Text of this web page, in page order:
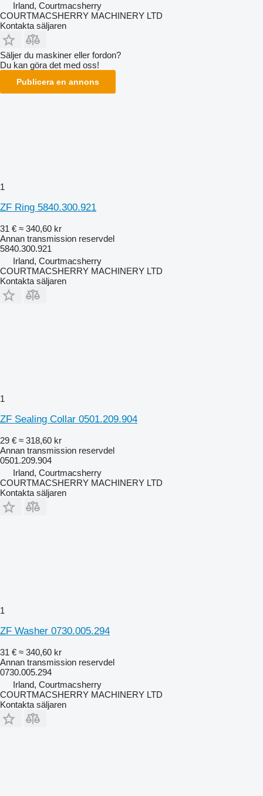
Irland, Courtmacsherry
COURTMACSHERRY MACHINERY LTD
Kontakta säljaren
Säljer du maskiner eller fordon?
Du kan göra det med oss!
Publicera en annons
1
ZF Ring 5840.300.921
31 € ≈ 340,60 kr
Annan transmission reservdel
5840.300.921
Irland, Courtmacsherry
COURTMACSHERRY MACHINERY LTD
Kontakta säljaren
1
ZF Sealing Collar 0501.209.904
29 € ≈ 318,60 kr
Annan transmission reservdel
0501.209.904
Irland, Courtmacsherry
COURTMACSHERRY MACHINERY LTD
Kontakta säljaren
1
ZF Washer 0730.005.294
31 € ≈ 340,60 kr
Annan transmission reservdel
0730.005.294
Irland, Courtmacsherry
COURTMACSHERRY MACHINERY LTD
Kontakta säljaren